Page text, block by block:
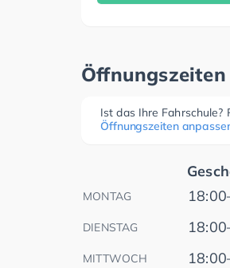
Öffnungszeiten
Ist das Ihre
Öffnungszeiten
MONTAG
DIENSTAG
MITTWOCH